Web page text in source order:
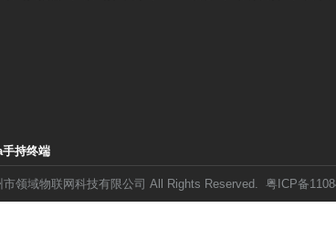
持终端
领域物联网科技有限公司 All Rights Reserved. 粤ICP备